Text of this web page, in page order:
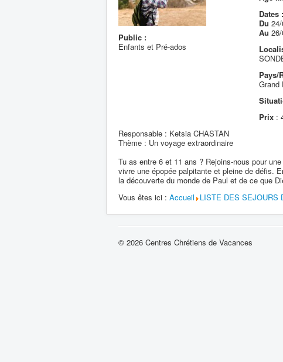
Public :
Enfants et Pré-ados
Dates :
Du
Au
Pays/
Grand
Prix :
Responsable : Ketsia CHASTAN
Thème : Un voyage extraordinaire
Tu as entre 6 et 11 ans ? Rejoins-nous pour
vivre une épopée palpitante et pleine de défis.
la découverte du monde de Paul et de ce que
Vous êtes ici : Accueil LISTE DES SEJOURS
© 2026 Centres Chrétiens de Vacances